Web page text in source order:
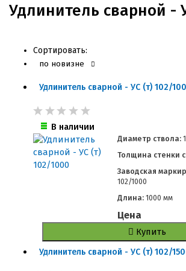
Удлинитель сварной -
Сортировать:
по новизне
Удлинитель сварной - УС (т) 102/
В наличии
Диаметр ствола:
Толщина стенки
Заводская
102/1000
Длина:1000 мм
Цена
Купить
Удлинитель сварной - УС (т) 102/